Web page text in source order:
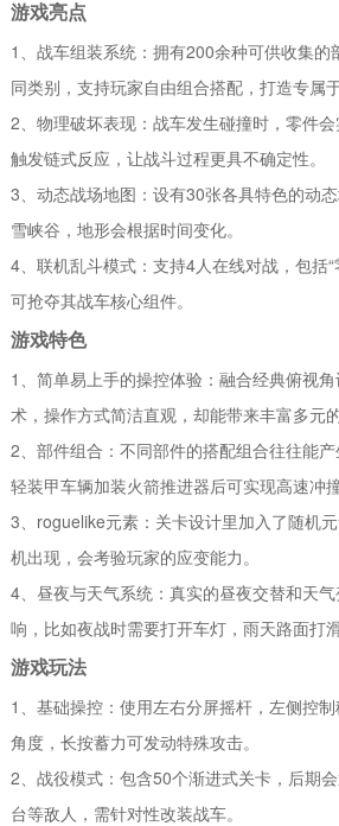
游戏亮点
1、战车组装系统：拥有200余种可供收集的
同类别，支持玩家自由组合搭配，打造专属
2、物理破坏表现：战车发生碰撞时，零件
触发链式反应，让战斗过程更具不确定性。
3、动态战场地图：设有30张各具特色的动
雪峡谷，地形会根据时间变化。
4、联机乱斗模式：支持4人在线对战，包括
可抢夺其战车核心组件。
游戏特色
1、简单易上手的操控体验：融合经典俯视
术，操作方式简洁直观，却能带来丰富多元
2、部件组合：不同部件的搭配组合往往能
轻装甲车辆加装火箭推进器后可实现高速冲
3、roguelike元素：关卡设计里加入了随机
机出现，会考验玩家的应变能力。
4、昼夜与天气系统：真实的昼夜交替和天
响，比如夜战时需要打开车灯，雨天路面打
游戏玩法
1、基础操控：使用左右分屏摇杆，左侧控
角度，长按蓄力可发动特殊攻击。
2、战役模式：包含50个渐进式关卡，后期
台等敌人，需针对性改装战车。